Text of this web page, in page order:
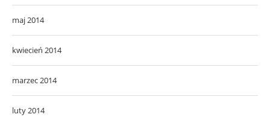
maj 2014
kwiecień 2014
marzec 2014
luty 2014